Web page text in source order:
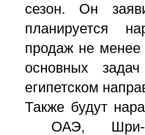
сезон. Он
планируется
продаж не
основных
египетском
Также будут
ОАЭ, Шри-